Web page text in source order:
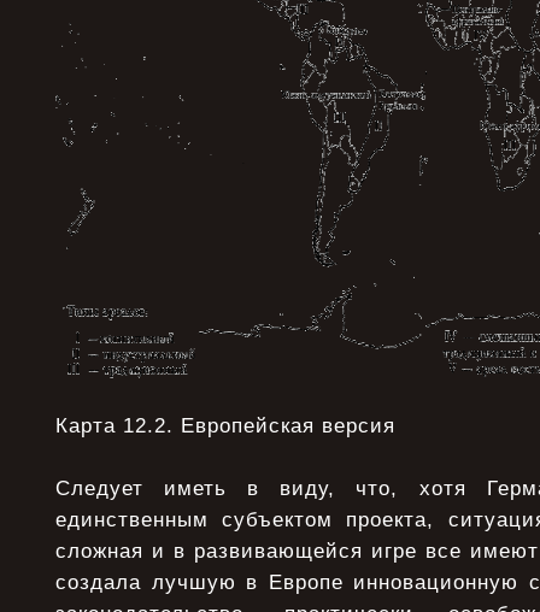
Карта 12.2. Европейская версия
Следует иметь в виду, что, хотя
единственным субъектом проекта,
сложная и в развивающейся игре все
создала лучшую в Европе инновационную